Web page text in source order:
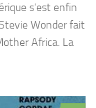
s’est enfin
Wonder fait
Africa. La